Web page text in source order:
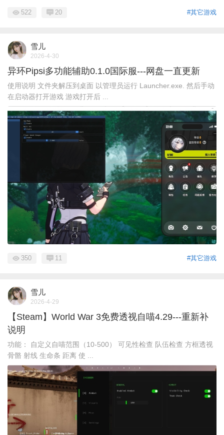
#其它游戏
522 20
雪儿
2026-4-30
异环Pipsi多功能辅助0.1.0国际服---网盘一直更新
使用说明 文件夹解压到桌面 以管理员运行 Launcher.exe. 然后手动
在启动器打开游戏 游戏打开后 ...
#其它游戏
350 11
雪儿
2026-4-29
【Steam】World War 3免费透视自喵4.29---重新补
说明
功能： 自定义自喵范围（10-500） 可见性检查 队伍检查 方框透视
骨骼 射线 生命条 距离 使 ...